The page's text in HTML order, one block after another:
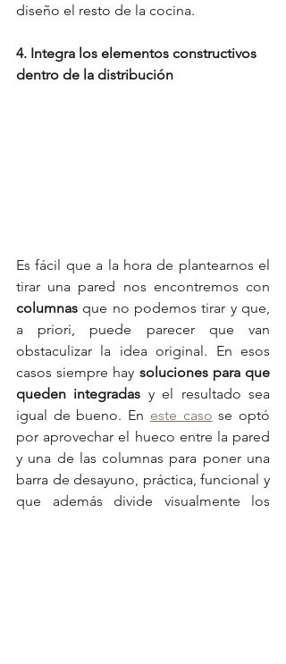
diseño el resto de la cocina.
4. Integra los elementos constructivos
dentro de la distribución
Es fácil que a la hora de plantearnos el
columnas que no podemos tirar y que,
a priori, puede parecer que van
obstaculizar la idea original. En esos
casos siempre hay soluciones para que
queden integradas y el resultado sea
igual de bueno. En este caso se optó
por aprovechar el hueco entre la pared
y una de las columnas para poner una
barra de desayuno, práctica, funcional y
que además divide visualmente los